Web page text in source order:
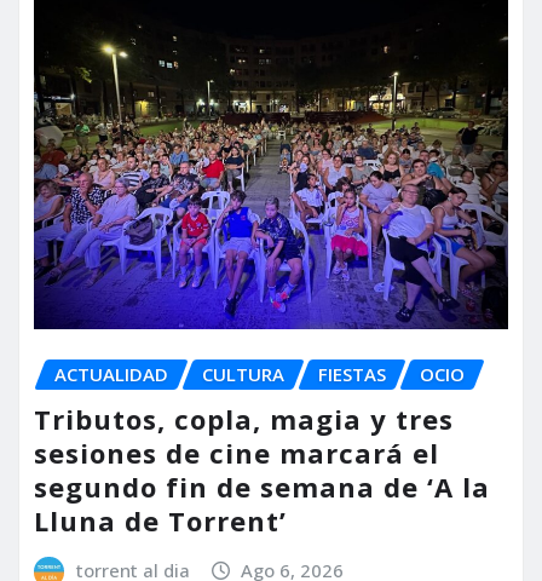
ACTUALIDAD CULTURA FIESTAS OCIO
Tributos, copla, magia y tres
sesiones de cine marcará el
segundo fin de semana de ‘A la
Lluna de Torrent’
torrent al dia Ago 6, 2026